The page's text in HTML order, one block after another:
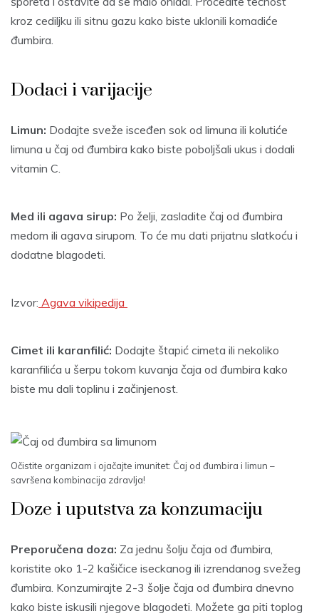
kroz cediljku ili sitnu gazu kako biste uklonili komadiće
đumbira.
Dodaci i varijacije
Limun: Dodajte sveže isceđen sok od limuna ili kolutiće
limuna u čaj od đumbira kako biste poboljšali ukus i dodali
vitamin C.
Med ili agava sirup: Po želji, zasladite čaj od đumbira
medom ili agava sirupom. To će mu dati prijatnu slatkoću i
dodatne blagodeti.
Izvor: Agava vikipedija
Cimet ili karanfilić: Dodajte štapić cimeta ili nekoliko
karanfilića u šerpu tokom kuvanja čaja od đumbira kako
biste mu dali toplinu i začinjenost.
Očistite organizam i ojačajte imunitet: Čaj od đumbira i limun –
savršena kombinacija zdravlja!
Doze i uputstva za konzumaciju
Preporučena doza: Za jednu šolju čaja od đumbira,
koristite oko 1-2 kašičice iseckanog ili izrendanog svežeg
đumbira. Konzumirajte 2-3 šolje čaja od đumbira dnevno
kako biste iskusili njegove blagodeti. Možete ga piti toplog